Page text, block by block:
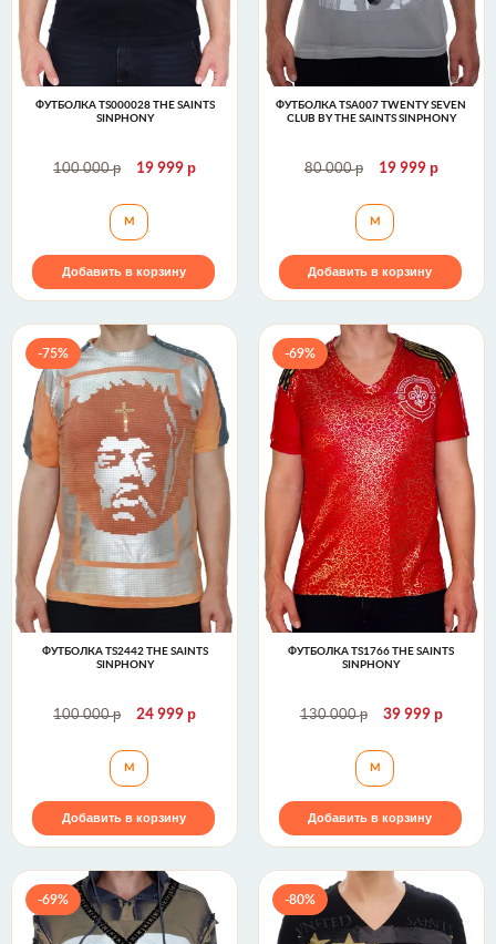
ФУТБОЛКА TS000028 THE SAINTS
SINPHONY
100 000р 19 999р
Футболка TS000028 The Saints Sinphony
M
Добавить в корзину
ФУТБОЛКА TSA007 TWENTY SEVEN
CLUB BY THE SAINTS SINPHONY
80 000р 19 999 р
Футболка
M
Добавить в корзину
-75%
ФУТБОЛКА TS2442 THE SAINTS
SINPHONY
100 000р 24 999р
Футболка TS2442 The Saints Sinphony
M
Добавить в корзину
-69%
ФУТБОЛКА TS1766 THE SAINTS
SINPHONY
130 000р 39 999 р
Футболка
M
Добавить в корзину
-69% -80%